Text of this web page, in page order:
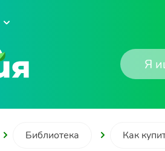
Библиотека Как